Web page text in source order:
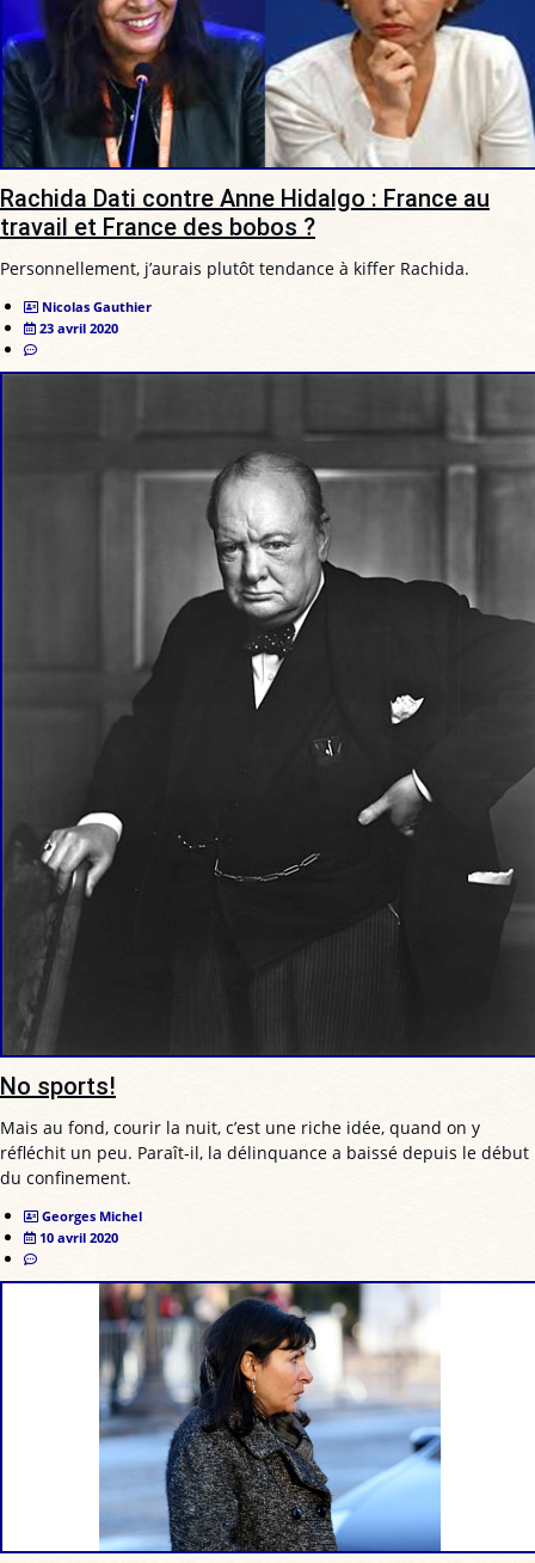
Rachida Dati contre Anne Hidalgo : France au
travail et France des bobos ?
Personnellement, j’aurais plutôt tendance à kiffer Rachida.
Nicolas Gauthier
23 avril 2020
No sports!
Mais au fond, courir la nuit, c’est une riche idée, quand on y
réfléchit un peu. Paraît-il, la délinquance a baissé depuis le début
du confinement.
Georges Michel
10 avril 2020